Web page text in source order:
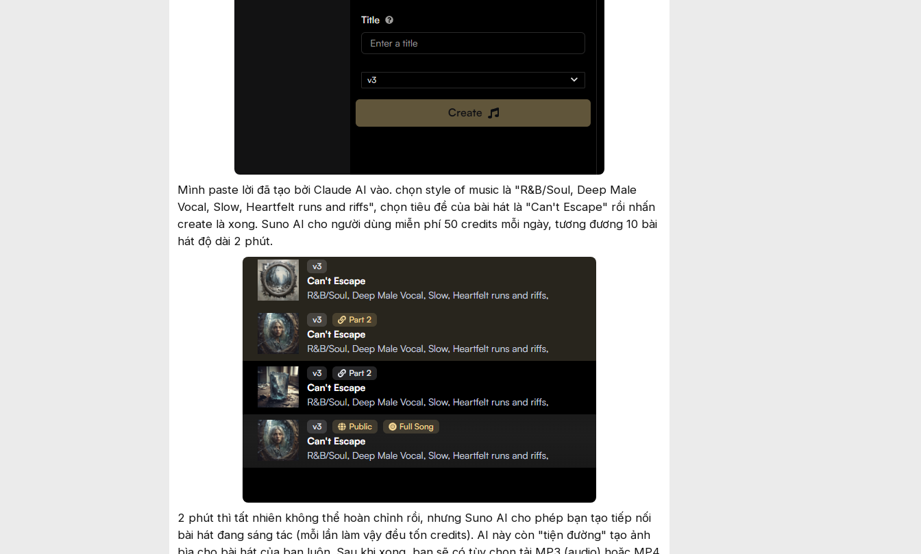
Mình paste lời đã tạo bởi Claude AI vào. chọn style of music là "R&B/Soul, Deep Male
Vocal, Slow, Heartfelt runs and riffs", chọn tiêu đề của bài hát là "Can't Escape" rồi nhấn
create là xong. Suno AI cho người dùng miễn phí 50 credits mỗi ngày, tương đương 10 bài
hát độ dài 2 phút.
2 phút thì tất nhiên không thể hoàn chỉnh rồi, nhưng Suno AI cho phép bạn tạo tiếp nối
bài hát đang sáng tác (mỗi lần làm vậy đều tốn credits). AI này còn "tiện đường" tạo ảnh